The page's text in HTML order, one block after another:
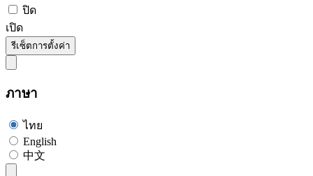
ปิด
เปิด
รีเซ็ตการตั้งค่า
ภาษา
ไทย
English
中文